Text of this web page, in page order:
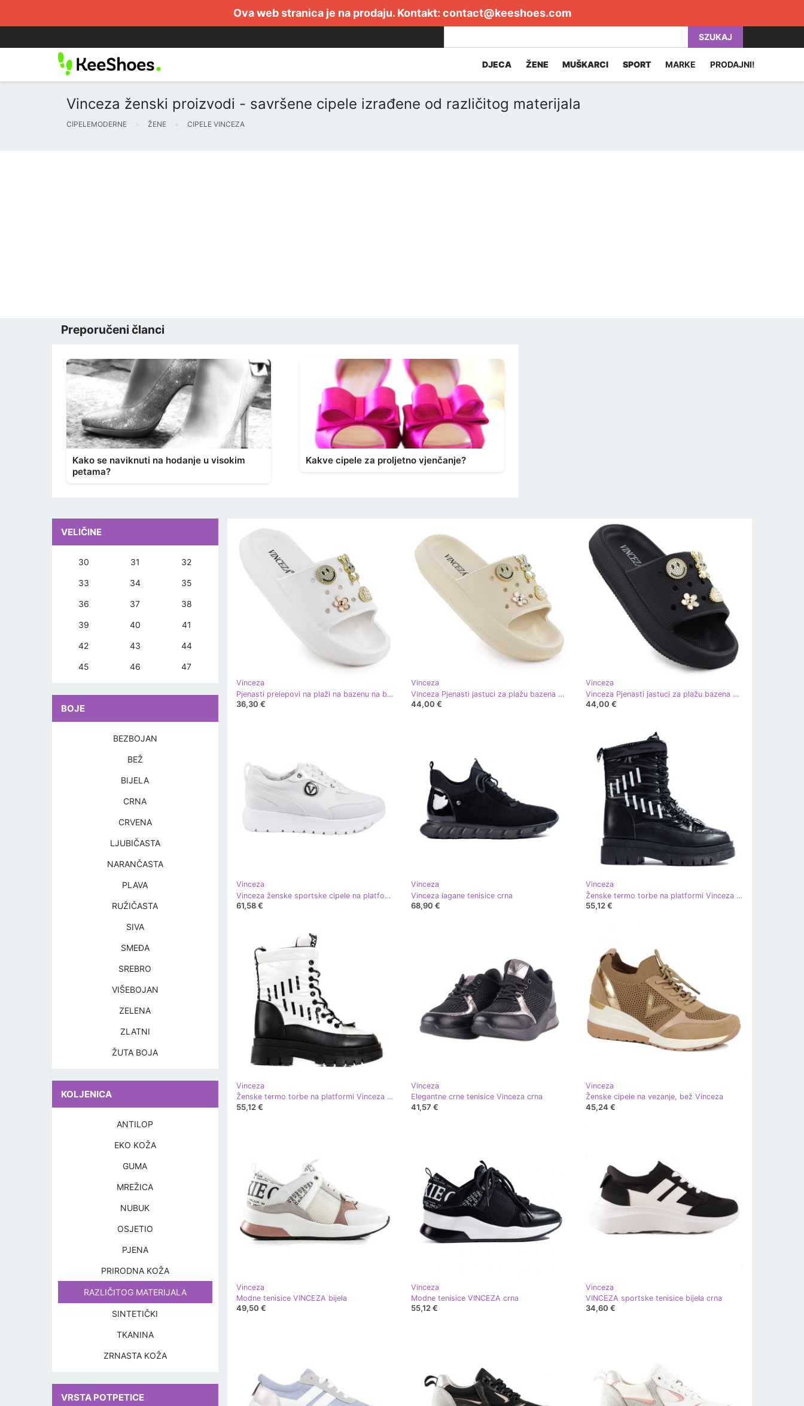
Ova web stranica je na prodaju. Kontakt: contact@keeshoes.com
SZUKAJ
DJECA ŽENE MUŠKARCI SPORT MARKE PRODAJNI!
Vinceza ženski proizvodi - savršene cipele izrađene od različitog materijala
CIPELEMODERNE ŽENE CIPELE VINCEZA
Preporučeni članci
Kako se naviknuti na hodanje u visokim
petama?
Kakve cipele za proljetno vjenčanje?
Vinceza
Pjenasti prelepovi na plaži na bazenu na bijeloj platformi ukrašeni Vinceza 76055 bijela
36,30 €
Vinceza
Vinceza Pjenasti jastuci za plažu bazena na platformi bež s Vincez 76055 ukrasi
44,00 €
Vinceza
Vinceza Pjenasti jastuci za plažu bazena na crnoj platformi s ukrasima Vincez 76055 crna
44,00 €
Vinceza
Vinceza ženske sportske cipele na platformu bijele boje bijela
61,58 €
Vinceza
Vinceza lagane tenisice crna
68,90 €
Vinceza
Ženske termo torbe na platformi Vinceza crne boje crna
55,12 €
Vinceza
Ženske termo torbe na platformi Vinceza u crnoj i bijeloj boji bijela
55,12 €
Vinceza
Elegantne crne tenisice Vinceza crna
41,57 €
Vinceza
Ženske cipele na vezanje, bež Vinceza
45,24 €
Vinceza
Modne tenisice VINCEZA bijela
49,50 €
Vinceza
Modne tenisice VINCEZA crna
55,12 €
Vinceza
VINCEZA sportske tenisice bijela crna
34,60 €
VELIČINE
30 31 32
33 34 35
36 37 38
39 40 41
42 43 44
45 46 47
BOJE
BEZBOJAN
BEŽ
BIJELA
CRNA
CRVENA
LJUBIČASTA
NARANČASTA
PLAVA
RUŽIČASTA
SIVA
SMEĐA
SREBRO
VIŠEBOJAN
ZELENA
ZLATNI
ŽUTA BOJA
KOLJENICA
ANTILOP
EKO KOŽA
GUMA
MREŽICA
NUBUK
OSJETIO
PJENA
PRIRODNA KOŽA
RAZLIČITOG MATERIJALA
SINTETIČKI
TKANINA
ZRNASTA KOŽA
VRSTA POTPETICE